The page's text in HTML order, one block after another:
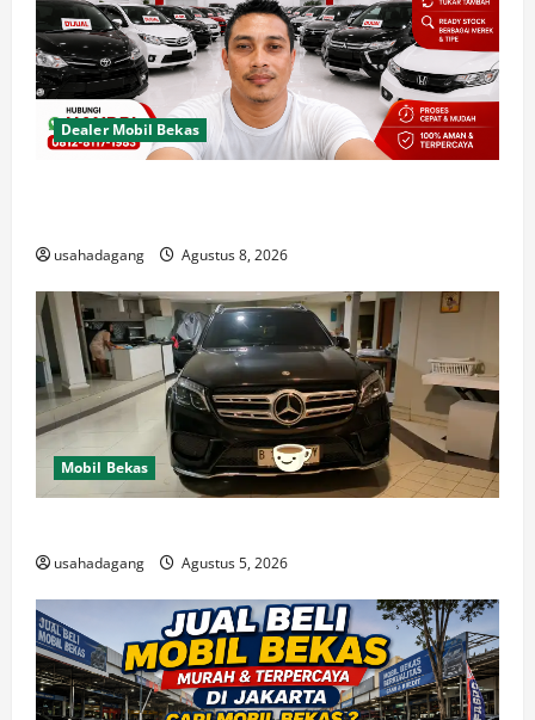
Dealer Mobil Bekas
usahadagang Agustus 8, 2026
Mobil Bekas
usahadagang Agustus 5, 2026